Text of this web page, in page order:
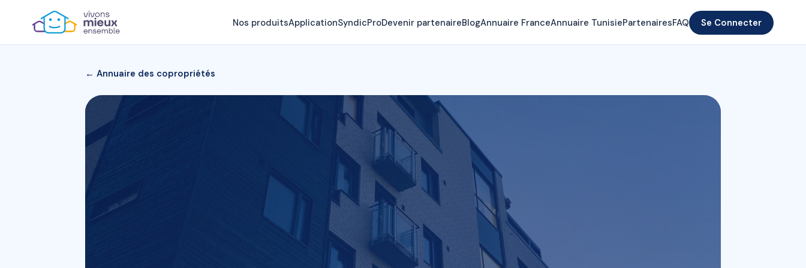
Nos produitsApplicationSyndicProDevenir partenaireBlogAnnuaire FranceAnnuaire TunisiePartenairesFAQ Se Connecter
← Annuaire des copropriétés